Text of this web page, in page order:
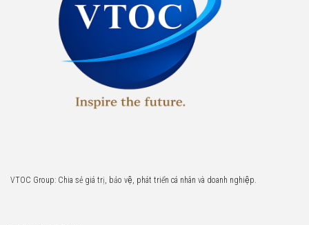
VTOC Group: Chia sẻ giá trị, bảo vệ, phát triển cá nhân và doanh nghiệp.